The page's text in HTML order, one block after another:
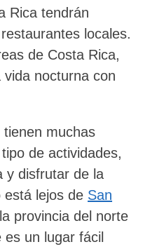
Rica tendrán
locales.
de Costa Rica,
nocturna con
muchas
de actividades,
y disfrutar de la
está lejos de San
provincia del norte
un lugar fácil